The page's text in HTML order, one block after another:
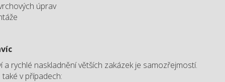
úprav
rychlé naskladnění větších zakázek je samozřejmostí.
v případech: